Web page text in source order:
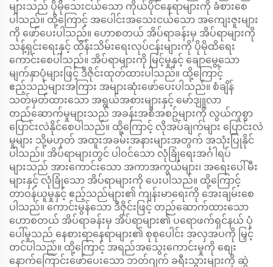
များသည် ပိုမိုသေးငယ်သော ကိုယ်ပိုင်နေရာများကို ခံစားစေ
ပါသည်။ ထို့ကြောင့် အပေါင်းအသေးငယ်သော အကျေးဇူးများ
ကို ဖော်ပေးပါသည်။ ဟောစတယ် အိပ်ရာခန်းမှ အိပ်ရာများကို
သန့်ရှင်းရေးနှင့် ထိန်းသိမ်းရေးလုပ်ငန်းများကို ပိုမိုထိရေး
ကောင်းစေပါသည်။ အိပ်ရာများကို မြင့်မှုနှင့် ချောမွေ့သော
မျက်နှာပုံများဖြင့် ဒီဇိုင်းထုတ်ထားပါသည်။ ထို့ကြောင့်
ဧည့်သည်များအကြား အများဆုံးဖော်ပေးပါသည်။ စံချိန်
သတ်မှတ်ထားသော အရွယ်အစားများနှင့် မော်ဒျူလာ
တည်ဆောက်မှုများသည် အခန်းအစီအစဥ်များကို လွယ်ကူစွာ
ပြောင်းလဲနိုင်စေပါသည်။ ထို့ကြောင့် လိုအပ်ချက်များ ပြောင်းလဲ
မှုများ သို့မဟုတ် အထူးအခမ်းအနားများအတွက် အသုံးပြုနိုင်
ပါသည်။ အိပ်ရာများတွင် ပါဝင်သော လုံခြုံရေးအင်္ဂါရပ်
များသည် အားကောင်းသော အကာအကွယ်များ၊ အရေးပေါ်မီး
များနှင့် လုံခြုံသော အိပ်ရာများကို ပေးပါသည်။ ထို့ကြောင့်
တာဝန်ယူမှုနှင့် ဧည့်သည်များ၏ ကျန်းမာရေးကို အေးချမ်းစေ
ပါသည်။ ကောင်းမွန်သော ဒီဇိုင်းဖြင့် တည်ဆောက်ထားသော
ဟောစတယ် အိပ်ရာခန်းမှ အိပ်ရာများ၏ ပရောဖက်ရှင်နယ် ပုံ
ပေါ်မှုသည် နေစားရာနေရာများ၏ စုစုပေါင်း အလှအပကို မြှင့်
တင်ပါသည်။ ထို့ကြောင့် အရည်အသွေးကောင်းမှုကို စျေး
နောက်ကြောင်းဖော်ပေးသော ဘတ်ဂျက် ခရီးသွားများကို ဆွဲ